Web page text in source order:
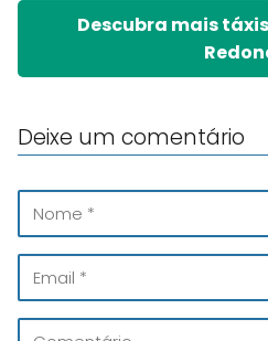
Descubra mais
Deixe um comentário